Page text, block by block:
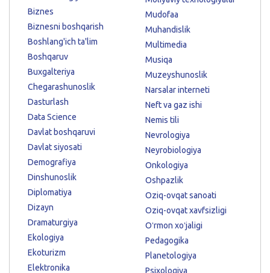
Biznes
Biznesni boshqarish
Boshlang'ich ta'lim
Boshqaruv
Buxgalteriya
Chegarashunoslik
Dasturlash
Data Science
Davlat boshqaruvi
Davlat siyosati
Demografiya
Dinshunoslik
Diplomatiya
Dizayn
Dramaturgiya
Ekologiya
Ekoturizm
Elektronika
Mudofaa
Muhandislik
Multimedia
Musiqa
Muzeyshunoslik
Narsalar interneti
Neft va gaz ishi
Nemis tili
Nevrologiya
Neyrobiologiya
Onkologiya
Oshpazlik
Oziq-ovqat sanoati
Oziq-ovqat xavfsizligi
Oʻrmon xoʻjaligi
Pedagogika
Planetologiya
Psixologiya